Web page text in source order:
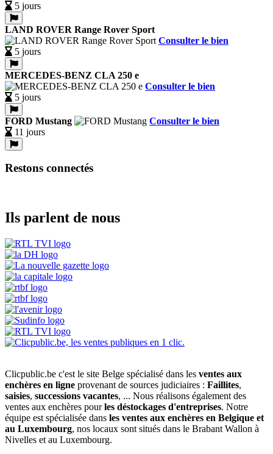
5 jours
LAND ROVER Range Rover Sport
Consulter le bien
5 jours
MERCEDES-BENZ CLA 250 e
Consulter le bien
5 jours
FORD Mustang
Consulter le bien
11 jours
Restons connectés
Ils parlent de nous
Clicpublic.be c'est le site Belge spécialisé dans les ventes aux
enchères en ligne provenant de sources judiciaires : Faillites,
saisies, successions vacantes, ... Nous réalisons également des
ventes aux enchères pourles déstockages d'entreprises. Notre
équipe est spécialisée dans les ventes aux enchères en Belgique et
au Luxembourg, nos locaux sont situés dans le Brabant Wallon à
Nivelles et au Luxembourg.